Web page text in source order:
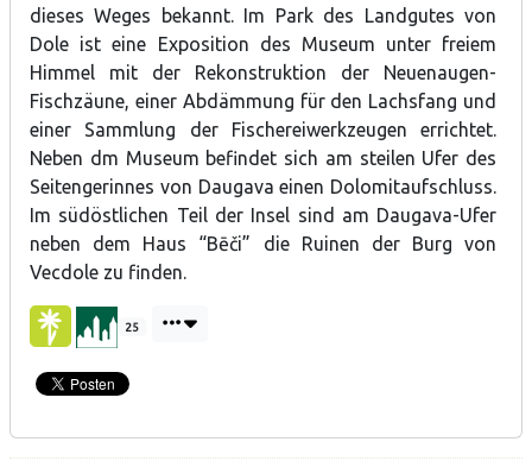
dieses Weges bekannt. Im Park des Landgutes von
Dole ist eine Exposition des Museum unter freiem
Himmel mit der Rekonstruktion der Neuenaugen-
Fischzäune, einer Abdämmung für den Lachsfang und
einer Sammlung der Fischereiwerkzeugen errichtet.
Neben dm Museum befindet sich am steilen Ufer des
Seitengerinnes von Daugava einen Dolomitaufschluss.
Im südöstlichen Teil der Insel sind am Daugava-Ufer
neben dem Haus “Bēči” die Ruinen der Burg von
Vecdole zu finden.
25